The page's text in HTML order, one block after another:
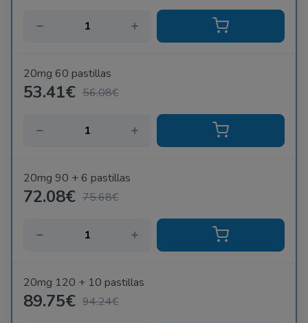
20mg 60 pastillas
53.41€ 56.08€
20mg 90 + 6 pastillas
72.08€ 75.68€
20mg 120 + 10 pastillas
89.75€ 94.24€